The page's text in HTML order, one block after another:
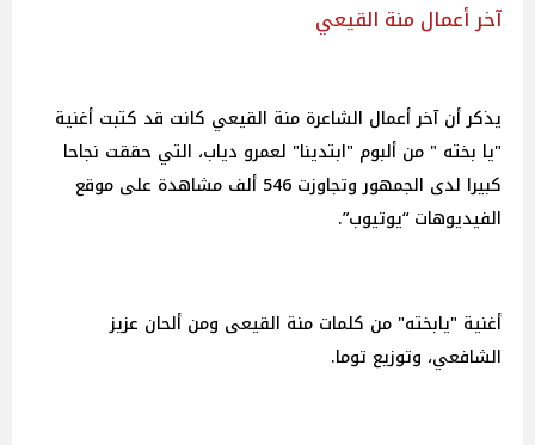
آخر أعمال منة القيعي
يذكر أن آخر أعمال الشاعرة منة القيعي كانت قد كتبت أغنية
"يا بخته " من ألبوم "ابتدينا" لعمرو دياب، التي حققت نجاحا
كبيرا لدى الجمهور وتجاوزت 546 ألف مشاهدة على موقع
الفيديوهات “يوتيوب”.
أغنية "يابخته" من كلمات منة القيعى ومن ألحان عزيز
الشافعي، وتوزيع توما.